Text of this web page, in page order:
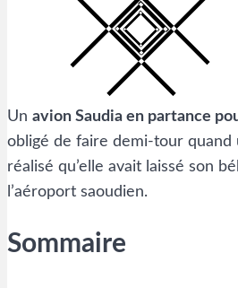
Un avion Saudia en partance
obligé de faire demi-tour quand
réalisé qu’elle avait laissé son
l’aéroport saoudien.
Sommaire